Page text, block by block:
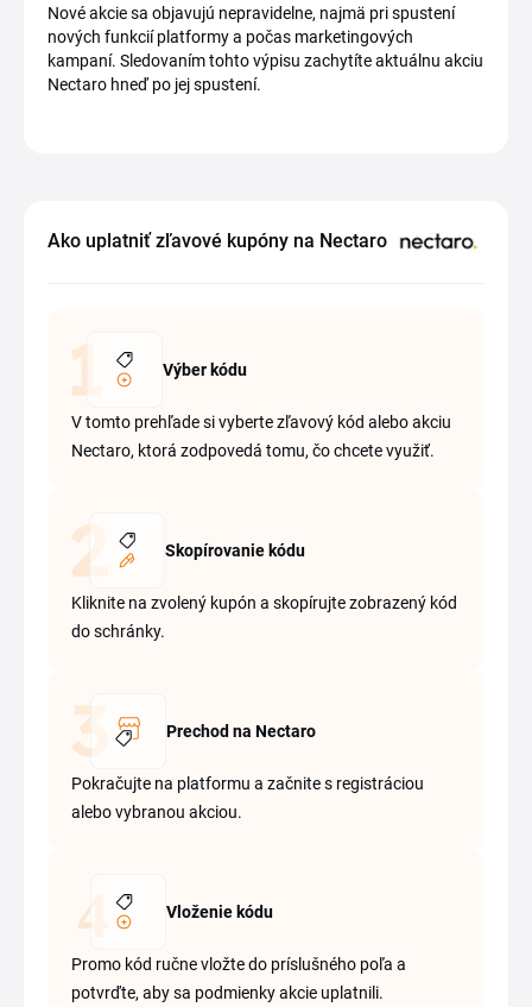
Nové akcie sa objavujú nepravidelne, najmä pri spustení
nových funkcií platformy a počas marketingových
kampaní. Sledovaním tohto výpisu zachytíte aktuálnu akciu
Nectaro hneď po jej spustení.
Ako uplatniť zľavové kupóny na Nectaro
Výber kódu
V tomto prehľade si vyberte zľavový kód alebo akciu
Nectaro, ktorá zodpovedá tomu, čo chcete využiť.
Skopírovanie kódu
Kliknite na zvolený kupón a skopírujte zobrazený kód
do schránky.
Prechod na Nectaro
Pokračujte na platformu a začnite s registráciou
alebo vybranou akciou.
Vloženie kódu
Promo kód ručne vložte do príslušného poľa a
potvrďte, aby sa podmienky akcie uplatnili.